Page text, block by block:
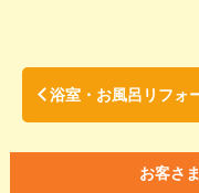
浴室・お風呂リフォ
お客さ